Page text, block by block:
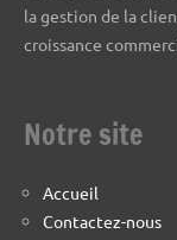
la gestion de la
croissance
Notre site
Accueil
Contactez-nous